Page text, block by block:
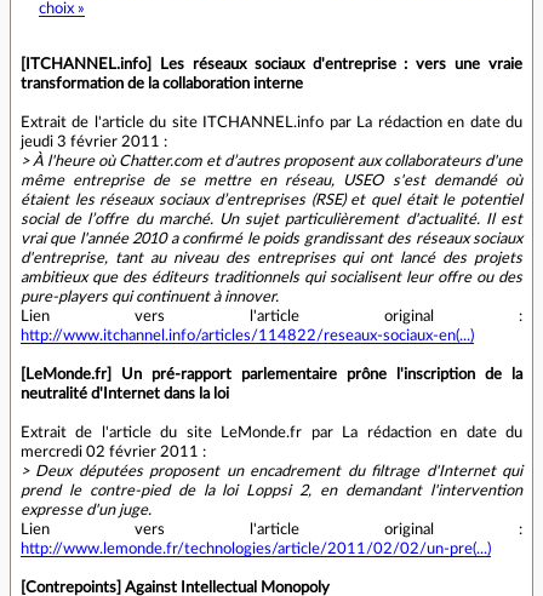
choix »
[ITCHANNEL.info] Les réseaux sociaux d'entreprise : vers une vraie
transformation de la collaboration interne
Extrait de l'article du site ITCHANNEL.info par La rédaction en date du
jeudi 3 février 2011 :
> À l'heure où Chatter.com et d’autres proposent aux collaborateurs d'une
même entreprise de se mettre en réseau, USEO s'est demandé où
étaient les réseaux sociaux d’entreprises (RSE) et quel était le potentiel
social de l’offre du marché. Un sujet particulièrement d'actualité. Il est
vrai que l'année 2010 a confirmé le poids grandissant des réseaux sociaux
d'entreprise, tant au niveau des entreprises qui ont lancé des projets
ambitieux que des éditeurs traditionnels qui socialisent leur offre ou des
pure-players qui continuent à innover.
Lien vers l'article original :
http://www.itchannel.info/articles/114822/reseaux-sociaux-en(...)
[LeMonde.fr] Un pré-rapport parlementaire prône l'inscription de la
neutralité d'Internet dans la loi
Extrait de l'article du site LeMonde.fr par La rédaction en date du
mercredi 02 février 2011 :
> Deux députées proposent un encadrement du filtrage d'Internet qui
prend le contre-pied de la loi Loppsi 2, en demandant l'intervention
expresse d'un juge.
Lien vers l'article original :
http://www.lemonde.fr/technologies/article/2011/02/02/un-pre(...)
[Contrepoints] Against Intellectual Monopoly